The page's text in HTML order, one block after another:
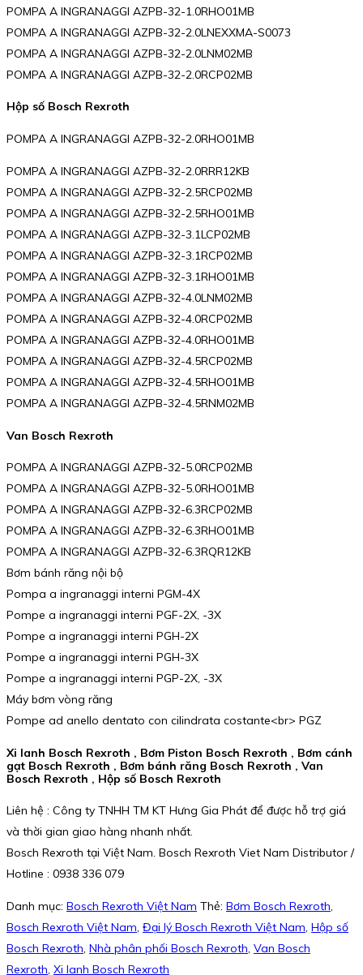
POMPA A INGRANAGGI AZPB-32-1.0RHO01MB
POMPA A INGRANAGGI AZPB-32-2.0LNEXXMA-S0073
POMPA A INGRANAGGI AZPB-32-2.0LNM02MB
POMPA A INGRANAGGI AZPB-32-2.0RCP02MB
Hộp số Bosch Rexroth
POMPA A INGRANAGGI AZPB-32-2.0RHO01MB
POMPA A INGRANAGGI AZPB-32-2.0RRR12KB
POMPA A INGRANAGGI AZPB-32-2.5RCP02MB
POMPA A INGRANAGGI AZPB-32-2.5RHO01MB
POMPA A INGRANAGGI AZPB-32-3.1LCP02MB
POMPA A INGRANAGGI AZPB-32-3.1RCP02MB
POMPA A INGRANAGGI AZPB-32-3.1RHO01MB
POMPA A INGRANAGGI AZPB-32-4.0LNM02MB
POMPA A INGRANAGGI AZPB-32-4.0RCP02MB
POMPA A INGRANAGGI AZPB-32-4.0RHO01MB
POMPA A INGRANAGGI AZPB-32-4.5RCP02MB
POMPA A INGRANAGGI AZPB-32-4.5RHO01MB
POMPA A INGRANAGGI AZPB-32-4.5RNM02MB
Van Bosch Rexroth
POMPA A INGRANAGGI AZPB-32-5.0RCP02MB
POMPA A INGRANAGGI AZPB-32-5.0RHO01MB
POMPA A INGRANAGGI AZPB-32-6.3RCP02MB
POMPA A INGRANAGGI AZPB-32-6.3RHO01MB
POMPA A INGRANAGGI AZPB-32-6.3RQR12KB
Bơm bánh răng nội bộ
Pompa a ingranaggi interni PGM-4X
Pompe a ingranaggi interni PGF-2X, -3X
Pompe a ingranaggi interni PGH-2X
Pompe a ingranaggi interni PGH-3X
Pompe a ingranaggi interni PGP-2X, -3X
Máy bơm vòng răng
Pompe ad anello dentato con cilindrata costante<br> PGZ
Xi lanh Bosch Rexroth , Bơm Piston Bosch Rexroth , Bơm cánh
gạt Bosch Rexroth , Bơm bánh răng Bosch Rexroth , Van
Bosch Rexroth , Hộp số Bosch Rexroth
Liên hệ : Công ty TNHH TM KT Hưng Gia Phát để được hỗ trợ giá
và thời gian giao hàng nhanh nhất.
Bosch Rexroth tại Việt Nam. Bosch Rexroth Viet Nam Distributor /
Hotline : 0938 336 079
Danh mục: Bosch Rexroth Việt Nam Thẻ: Bơm Bosch Rexroth,
Bosch Rexroth Việt Nam, Đại lý Bosch Rexroth Việt Nam, Hộp số
Bosch Rexroth, Nhà phân phối Bosch Rexroth, Van Bosch
Rexroth, Xi lanh Bosch Rexroth